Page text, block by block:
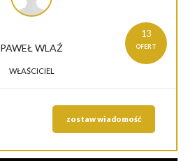
13
OFERT
PAWEŁ WLAŹ
WŁAŚCICIEL
zostaw wiadomość